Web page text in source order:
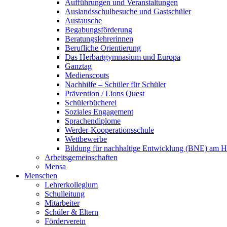
Aufführungen und Veranstaltungen
Auslandsschulbesuche und Gastschüler
Austausche
Begabungsförderung
Beratungslehrerinnen
Berufliche Orientierung
Das Herbartgymnasium und Europa
Ganztag
Medienscouts
Nachhilfe – Schüler für Schüler
Prävention / Lions Quest
Schülerbücherei
Soziales Engagement
Sprachendiplome
Werder-Kooperationsschule
Wettbewerbe
Bildung für nachhaltige Entwicklung (BNE) am
Arbeitsgemeinschaften
Mensa
Menschen
Lehrerkollegium
Schulleitung
Mitarbeiter
Schüler & Eltern
Förderverein